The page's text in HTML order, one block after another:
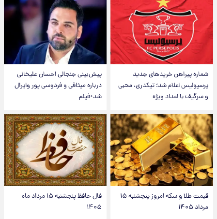
شماره پیراهن خریدهای جدید
پرسپولیس اعلام شد؛ تیکدری، محبی
و سرگیف با اعداد ویژه
پیش‌بینی جنجالی احسان علیخانی
درباره میثاقی و فردوسی پور وایرال
شد+فیلم
قیمت طلا و سکه امروز پنجشنبه ۱۵
مرداد ۱۴۰۵
فال حافظ پنجشنبه ۱۵ مرداد ماه
۱۴۰۵